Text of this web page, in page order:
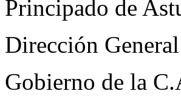
Principado de
Dirección
Gobierno de la